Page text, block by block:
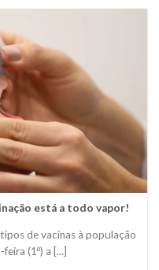
está a todo vapor!
de vacinas à população
(1º) a [...]